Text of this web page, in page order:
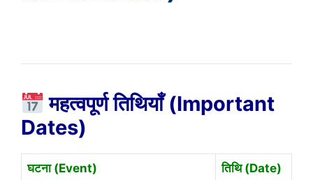
महत्वपूर्ण तिथियाँ (Important
Dates)
घटना (Event) तिथि (Date)